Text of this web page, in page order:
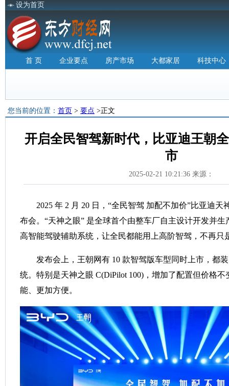
设为首页
首 页 企业要点 房产市场 大都家居 科技中心
您当前的位置： 首页 > 要点 >正文
开启全民智驾新时代，比亚迪王朝
市
2025-02-21 10:21:36 来源：
2025 年 2 月 20 日，“全民智驾 加配不加价”比亚迪天
布会。“天神之眼” 是全球首个由整车厂自主设计开发并
高智能驾驶辅助系统，让全民都能用上高阶智驾，不再只
发布会上，王朝网有 10 款智驾版车型同时上市，都装
统。特别是天神之眼 C(DiPilot 100)，增加了配置但价格
能、更加方便。